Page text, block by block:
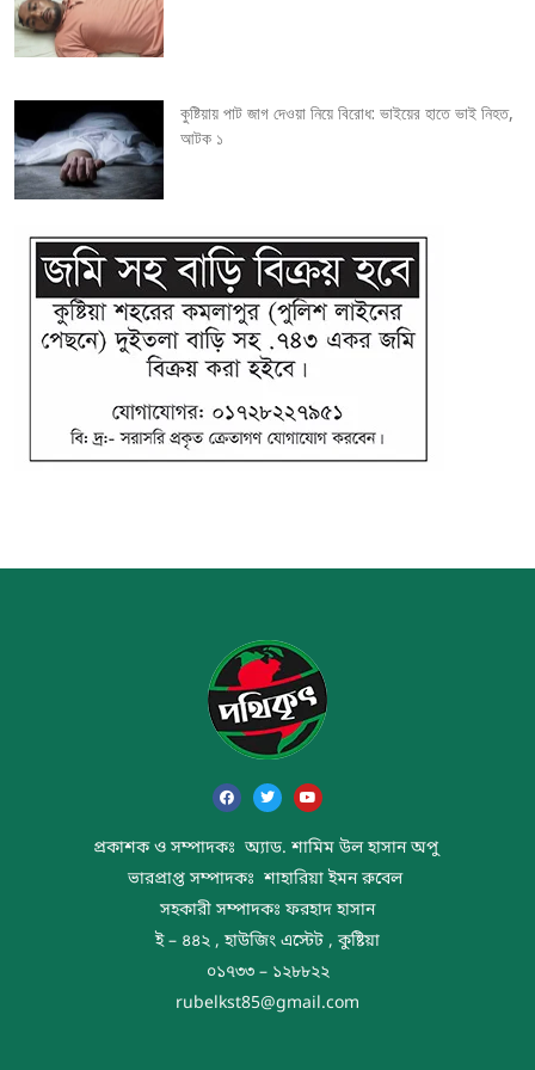
n
কুষ্টিয়ায় পাট জাগ দেওয়া নিয়ে বিরোধ: ভাইয়ের হাতে ভাই নিহত,
আটক ১
প্রকাশক ও সম্পাদকঃ অ্যাড. শামিম উল হাসান অপু
ভারপ্রাপ্ত সম্পাদকঃ শাহারিয়া ইমন রুবেল
সহকারী সম্পাদকঃ ফরহাদ হাসান
ই – ৪৪২ , হাউজিং এস্টেট , কুষ্টিয়া
০১৭৩৩ – ১২৮৮২২
rubelkst85@gmail.com